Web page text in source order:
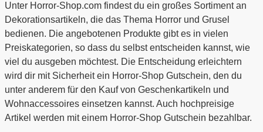
Unter Horror-Shop.com findest du ein großes Sortiment an
Dekorationsartikeln, die das Thema Horror und Grusel
bedienen. Die angebotenen Produkte gibt es in vielen
Preiskategorien, so dass du selbst entscheiden kannst, wie
viel du ausgeben möchtest. Die Entscheidung erleichtern
wird dir mit Sicherheit ein Horror-Shop Gutschein, den du
unter anderem für den Kauf von Geschenkartikeln und
Wohnaccessoires einsetzen kannst. Auch hochpreisige
Artikel werden mit einem Horror-Shop Gutschein bezahlbar.